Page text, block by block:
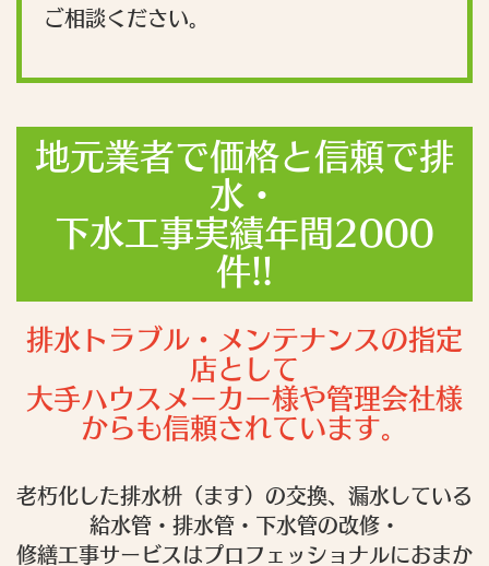
ご相談ください。
地元業者で価格と信頼で排
水・
下水工事実績年間2000
件!!
排水トラブル・メンテナンスの指定
店として
大手ハウスメーカー様や管理会社様
からも信頼されています。
老朽化した排水枡（ます）の交換、漏水している
給水管・排水管・下水管の改修・
修繕工事サービスはプロフェッショナルにおまか